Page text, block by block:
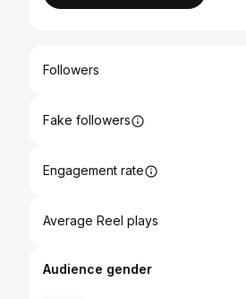
Followers
Fake followers
Engagement rate
Average Reel plays
Audience gender